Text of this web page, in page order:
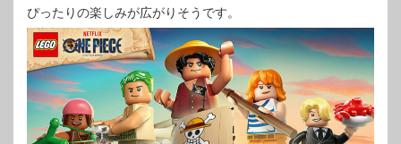
ぴったりの楽しみが広がりそうです。